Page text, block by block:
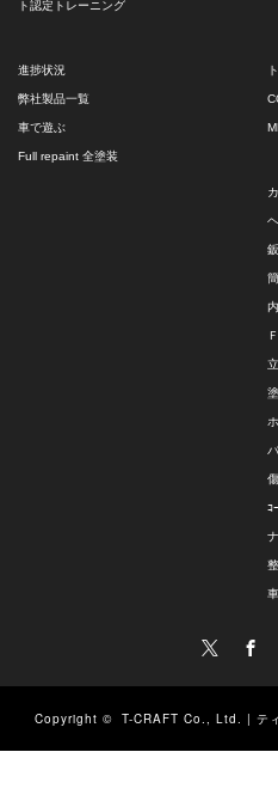
ト認定トレーニング
進捗状況
弊社製品一覧
車で遊ぶ
Full repaint 全塗装
ｺ
InstagramRSS
Copyright © T-CRAFT Co., Ltd. | テ